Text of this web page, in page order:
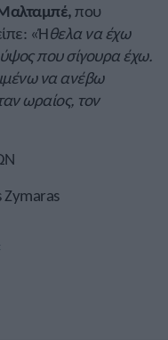
που
«Ήθελα να έχω
που σίγουρα έχω.
να ανέβω
ωραίος, τον